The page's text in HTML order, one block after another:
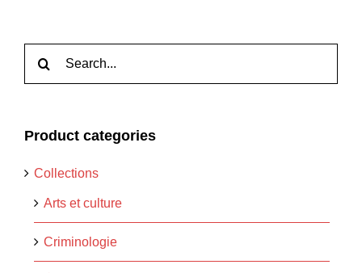
Product categories
Collections
Arts et culture
Criminologie